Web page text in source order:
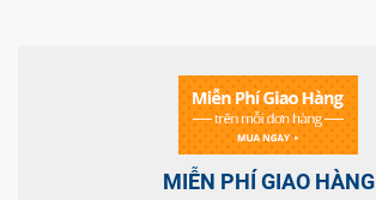
MIỄN PHÍ GIAO HÀNG